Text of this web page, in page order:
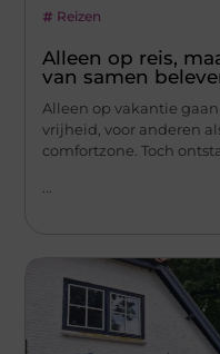
Reizen
Alleen op reis,
van samen
Alleen op vakantie
vrijheid, voor anderen
comfortzone. Toch
...